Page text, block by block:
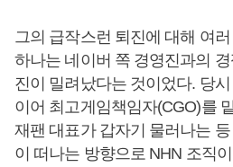
그의 급작스런 퇴진에 대해 여
하나는 네이버 쪽 경영진과의
진이 밀려났다는 것이었다. 당
이어 최고게임책임자(CGO)를
재팬 대표가 갑자기 물러나는
이 떠나는 방향으로 NHN 조직